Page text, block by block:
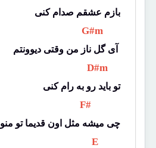
بازم عشقم صدام کنی
G#m
D#m
تو باید رو به رام کنی
F#
چی میشه مثل اون قدیما تو منو
E